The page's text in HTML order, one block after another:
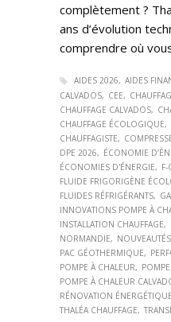
complètement ?
ans d’évolution
comprendre où
AIDES 2026 AIDES
CALVADOS
CEE
CHAUFFAGE CALVADOS
CHAUFFAGE ÉCOLOGIQUE
CHAUFFAGISTE
DPE 2026
ÉCONOMIE
ÉCONOMIES D'ÉNERGIE
F-
FLUIDE FRIGORIGÈNE
FLUIDES RÉFRIGÉRANTS
INNOVATIONS POMPE À
INSTALLATION CHAUFFAGE
NORMANDIE
PAC GÉOTHERMIQUE
POMPE À CHALEUR
POMPE À CHALEUR
RÉNOVATION ÉNERGÉTIQUE
THALÉA CHAUFFAGE